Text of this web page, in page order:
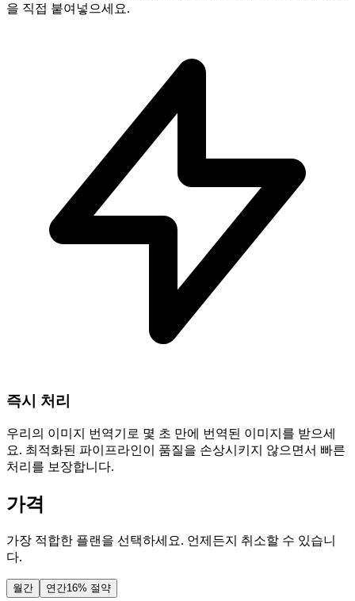
을 직접 붙여넣으세요.
즉시 처리
우리의 이미지 번역기로 몇 초 만에 번역된 이미지를 받으세
요. 최적화된 파이프라인이 품질을 손상시키지 않으면서 빠른
처리를 보장합니다.
가격
가장 적합한 플랜을 선택하세요. 언제든지 취소할 수 있습니
다.
월간 연간16% 절약